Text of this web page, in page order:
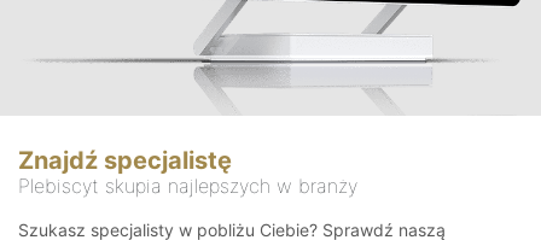
Znajdź specjalistę
Plebiscyt skupia najlepszych w branży
Szukasz specjalisty w pobliżu Ciebie? Sprawdź naszą